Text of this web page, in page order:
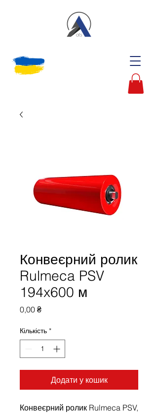
Конвеєрний ролик
Rulmeca PSV
194x600 м
0,00 ₴Ціна
Кількість *
Додати у кошик
Конвеєрний ролик Rulmeca PSV,